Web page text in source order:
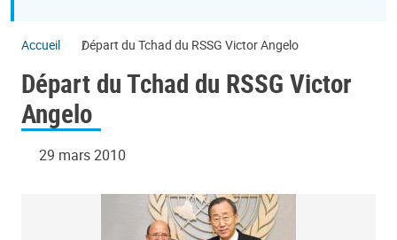
Accueil Départ du Tchad du RSSG Victor Angelo
Départ du Tchad du RSSG Victor
Angelo
29 mars 2010